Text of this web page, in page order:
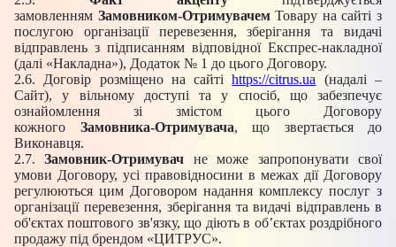
замовленням Замовником-Отримувачем Товару на сайті з
послугою організації перевезення, зберігання та видачі
відправлень з підписанням відповідної Експрес-накладної
(далі «Накладна»), Додаток № 1 до цього Договору.
2.6. Договір розміщено на сайті
https://citrus.ua
(надалі –
Сайт), у вільному доступі та у спосіб, що забезпечує
ознайомлення зі змістом цього Договору
кожного
Замовника-Отримувача, що звертається до
Виконавця.
2.7.
Замовник-Отримувач
не може запропонувати свої
умови Договору, усі правовідносини в межах дії Договору
регулюються цим Договором надання комплексу послуг з
організації перевезення, зберігання та видачі відправлень в
об'єктах поштового зв'язку, що діють в об’єктах роздрібного
продажу під брендом «ЦИТРУС».